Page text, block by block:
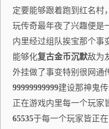
定要能够跟着跑到红名村
玩传奇最年夜了兴趣便是
内里经过组队挨宝那个事
能够化复古金币沉默敌为
外挂做了事变特别很网通
99999999999建设那神鬼
正在游戏内里每一个玩家
65535于每一个玩家皆正